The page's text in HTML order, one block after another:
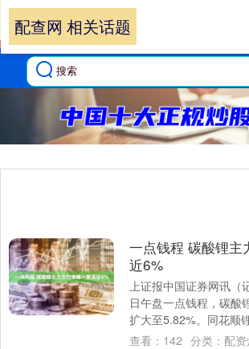
配查网 相关话题
一点钱程 碳酸锂主
近6%
上证报中国证券网讯（
日午盘一点钱程，碳酸
扩大至5.82%。同花顺
3.51%。个股方面，永
查看： 142 分类： 配